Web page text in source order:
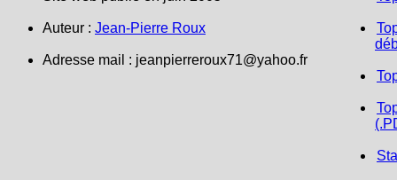
Auteur : Jean-Pierre Roux
Adresse mail : jeanpierreroux71@yahoo.fr